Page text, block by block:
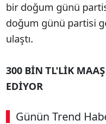
bir doğum günü
doğum günü partisi
ulaştı.
300 BİN TL'LİK
EDİYOR
Günün Trend